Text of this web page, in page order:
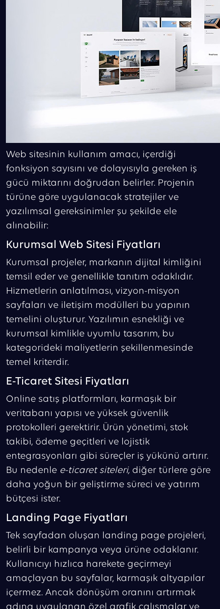
Web sitesinin kullanım amacı, içerdiği
fonksiyon sayısını ve dolayısıyla gereken iş
gücü miktarını doğrudan belirler. Projenin
türüne göre uygulanacak stratejiler ve
yazılımsal gereksinimler şu şekilde ele
alınabilir:
Kurumsal Web Sitesi Fiyatları
Kurumsal projeler, markanın dijital kimliğini
temsil eder ve genellikle tanıtım odaklıdır.
Hizmetlerin anlatılması, vizyon-misyon
sayfaları ve iletişim modülleri bu yapının
temelini oluşturur. Yazılımın esnekliği ve
kurumsal kimlikle uyumlu tasarım, bu
kategorideki maliyetlerin şekillenmesinde
temel kriterdir.
E-Ticaret Sitesi Fiyatları
Online satış platformları, karmaşık bir
veritabanı yapısı ve yüksek güvenlik
protokolleri gerektirir. Ürün yönetimi, stok
takibi, ödeme geçitleri ve lojistik
entegrasyonları gibi süreçler iş yükünü artırır.
Bu nedenle e-ticaret siteleri, diğer türlere göre
daha yoğun bir geliştirme süreci ve yatırım
bütçesi ister.
Landing Page Fiyatları
Tek sayfadan oluşan landing page projeleri,
belirli bir kampanya veya ürüne odaklanır.
Kullanıcıyı hızlıca harekete geçirmeyi
amaçlayan bu sayfalar, karmaşık altyapılar
içermez. Ancak dönüşüm oranını artırmak
adına uygulanan özel grafik çalışmalar ve